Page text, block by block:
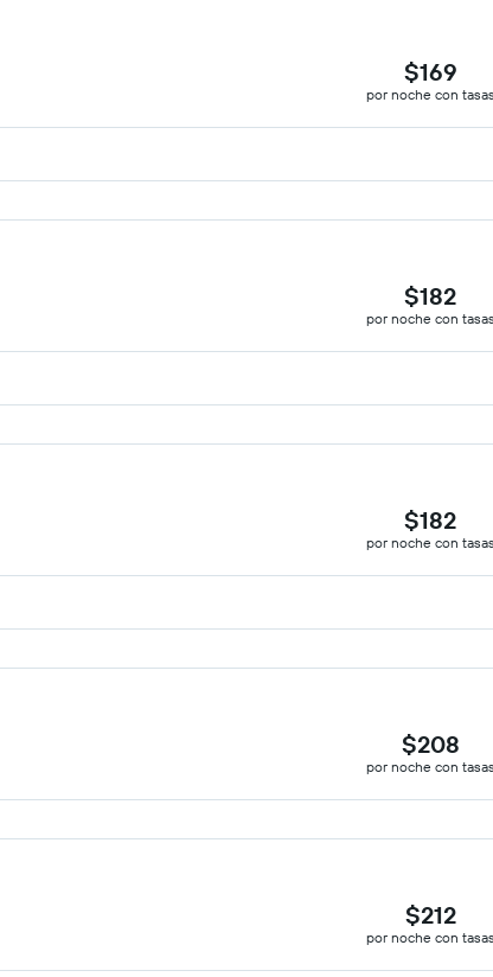
$169
por noche con tasas
$182
por noche con tasas
$182
por noche con tasas
$208
por noche con tasas
$212
por noche con tasas